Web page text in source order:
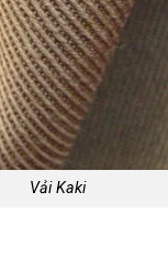
Vải Kaki